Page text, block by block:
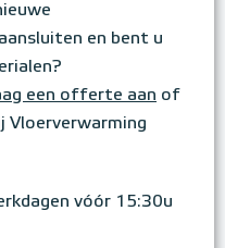
aansluiten en bent u
een offerte aan of
Vloerverwarming
vóór 15:30u